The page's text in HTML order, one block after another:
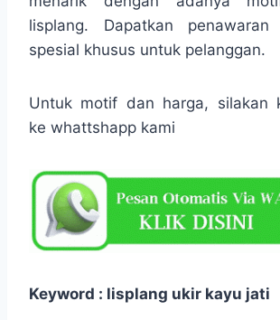
lisplang. Dapatkan
spesial khusus untuk pelanggan.
Untuk motif dan harga, silakan
ke whattshapp kami
Keyword : lisplang ukir kayu jati